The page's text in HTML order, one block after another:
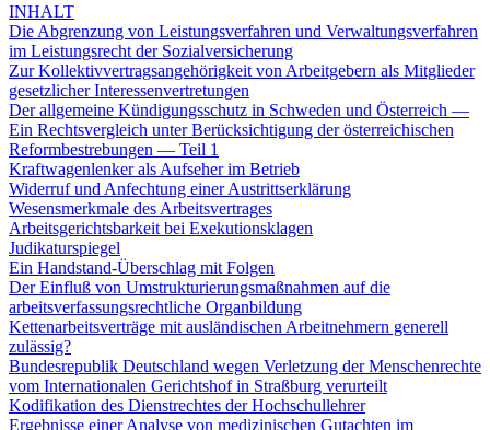
INHALT
Die Abgrenzung von Leistungsverfahren und Verwaltungsverfahren
im Leistungsrecht der Sozialversicherung
Zur Kollektivvertragsangehörigkeit von Arbeitgebern als Mitglieder
gesetzlicher Interessenvertretungen
Der allgemeine Kündigungsschutz in Schweden und Österreich —
Ein Rechtsvergleich unter Berücksichtigung der österreichischen
Reformbestrebungen — Teil 1
Kraftwagenlenker als Aufseher im Betrieb
Widerruf und Anfechtung einer Austrittserklärung
Wesensmerkmale des Arbeitsvertrages
Arbeitsgerichtsbarkeit bei Exekutionsklagen
Judikaturspiegel
Ein Handstand-Überschlag mit Folgen
Der Einfluß von Umstrukturierungsmaßnahmen auf die
arbeitsverfassungsrechtliche Organbildung
Kettenarbeitsverträge mit ausländischen Arbeitnehmern generell
zulässig?
Bundesrepublik Deutschland wegen Verletzung der Menschenrechte
vom Internationalen Gerichtshof in Straßburg verurteilt
Kodifikation des Dienstrechtes der Hochschullehrer
Ergebnisse einer Analyse von medizinischen Gutachten im